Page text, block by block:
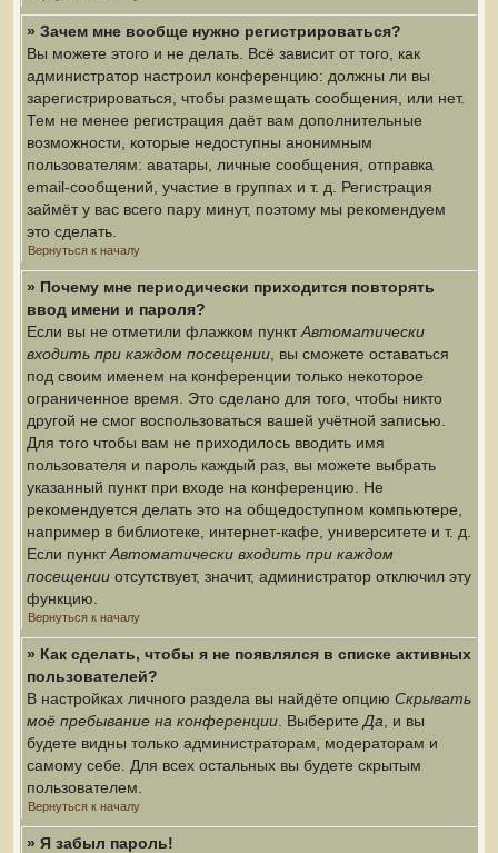
» Зачем мне вообще нужно регистрироваться?
Вы можете этого и не делать. Всё зависит от того, как
администратор настроил конференцию: должны ли вы
зарегистрироваться, чтобы размещать сообщения, или нет.
Тем не менее регистрация даёт вам дополнительные
возможности, которые недоступны анонимным
пользователям: аватары, личные сообщения, отправка
email-сообщений, участие в группах и т. д. Регистрация
займёт у вас всего пару минут, поэтому мы рекомендуем
это сделать.
Вернуться к началу
» Почему мне периодически приходится повторять
ввод имени и пароля?
Если вы не отметили флажком пунктАвтоматически
входить при каждом посещении , вы сможете оставаться
под своим именем на конференции только некоторое
ограниченное время. Это сделано для того, чтобы никто
другой не смог воспользоваться вашей учётной записью.
Для того чтобы вам не приходилось вводить имя
пользователя и пароль каждый раз, вы можете выбрать
указанный пункт при входе на конференцию. Не
рекомендуется делать это на общедоступном компьютере,
например в библиотеке, интернет-кафе, университете и т. д.
Если пунктАвтоматически входить при каждом
посещении отсутствует, значит, администратор отключил эту
функцию.
Вернуться к началу
» Как сделать, чтобы я не появлялся в списке активных
пользователей?
В настройках личного раздела вы найдёте опцию Скрывать
моё пребывание на конференции . Выберите Да , и вы
будете видны только администраторам, модераторам и
самому себе. Для всех остальных вы будете скрытым
пользователем.
Вернуться к началу
» Я забыл пароль!